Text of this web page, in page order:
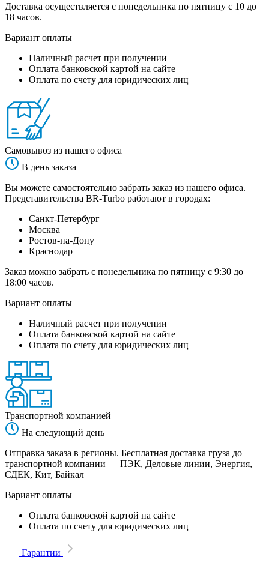
Доставка осуществляется с понедельника по пятницу с 10 до
18 часов.
Вариант оплаты
Наличный расчет при получении
Оплата банковской картой на сайте
Оплата по счету для юридических лиц
Самовывоз из нашего офиса
В день заказа
Вы можете самостоятельно забрать заказ из нашего офиса.
Представительства BR-Turbo работают в городах:
Санкт-Петербург
Москва
Ростов-на-Дону
Краснодар
Заказ можно забрать с понедельника по пятницу с 9:30 до
18:00 часов.
Вариант оплаты
Наличный расчет при получении
Оплата банковской картой на сайте
Оплата по счету для юридических лиц
Транспортной компанией
На следующий день
Отправка заказа в регионы. Бесплатная доставка груза до
транспортной компании — ПЭК, Деловые линии, Энергия,
СДЕК, Кит, Байкал
Вариант оплаты
Оплата банковской картой на сайте
Оплата по счету для юридических лиц
Гарантии